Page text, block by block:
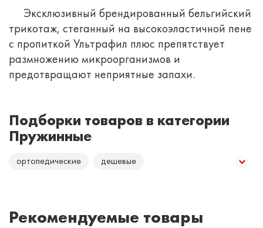
Эксклюзивный брендированный бельгийский
трикотаж, стеганный на высокоэластичной пене
с пропиткой Ультрафил плюс препятствует
размножению микроорганизмов и
предотвращают неприятные запахи.
Подборки товаров в категории
Пружинные
ортопедические
дешевые
Рекомендуемые товары